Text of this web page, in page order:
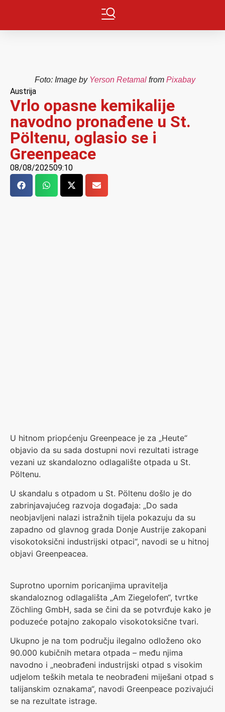
Foto: Image by Yerson Retamal from Pixabay
Austrija
Vrlo opasne kemikalije
navodno pronađene u St.
Pöltenu, oglasio se i
Greenpeace
08/08/202509:10
U hitnom priopćenju Greenpeace je za „Heute“
objavio da su sada dostupni novi rezultati istrage
vezani uz skandalozno odlagalište otpada u St.
Pöltenu.
U skandalu s otpadom u St. Pöltenu došlo je do
zabrinjavajućeg razvoja događaja: „Do sada
neobjavljeni nalazi istražnih tijela pokazuju da su
zapadno od glavnog grada Donje Austrije zakopani
visokotoksični industrijski otpaci“, navodi se u hitnoj
objavi Greenpeacea.
Suprotno upornim poricanjima upravitelja
skandaloznog odlagališta „Am Ziegelofen“, tvrtke
Zöchling GmbH, sada se čini da se potvrđuje kako je
poduzeće potajno zakopalo visokotoksične tvari.
Ukupno je na tom području ilegalno odloženo oko
90.000 kubičnih metara otpada – među njima
navodno i „neobrađeni industrijski otpad s visokim
udjelom teških metala te neobrađeni miješani otpad s
talijanskim oznakama“, navodi Greenpeace pozivajući
se na rezultate istrage.